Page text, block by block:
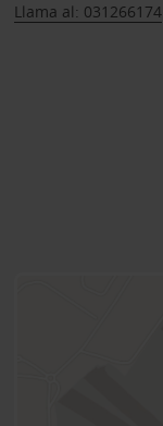
Llama al: 031266174